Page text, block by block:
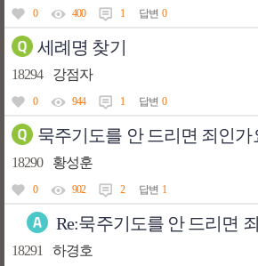
0 400 1 답변 0
세례명 찾기
18294 강점자
0 944 1 답변 0
묵주기도를 안 드리면 죄인가
18290 황성훈
0 902 2 답변 1
Re:묵주기도를 안 드리면
18291 하경호